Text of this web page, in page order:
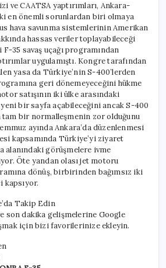
ve CAATSA yaptırımları, Ankara-
en önemli sorunlardan biri olmaya
hava savunma sistemlerinin Amerikan
hassas veriler toplayabileceği
35 savaş uçağı programından
uygulamıştı. Kongre tarafından
yasa da Türkiye’nin S-400’lerden
geri dönemeyeceğini hükme
satışının iki ülke arasındaki
bir sayfa açabileceğini ancak S-400
tam bir normalleşmenin zor olduğunu
ayında Ankara’da düzenlenmesi
kapsamında Türkiye’yi ziyaret
alanındaki görüşmelere ivme
Öte yandan olası jet motoru
dönüş, birbirinden bağımsız iki
kapsıyor.
Takip Edin
son dakika gelişmelerine Google
için bizi favorilerinize ekleyin.